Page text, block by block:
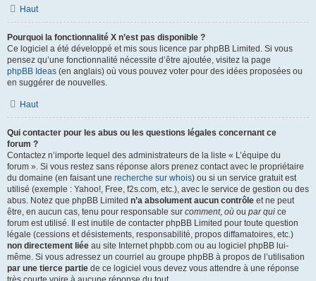
Haut
Pourquoi la fonctionnalité X n’est pas disponible ?
Ce logiciel a été développé et mis sous licence par phpBB Limited. Si vous
pensez qu’une fonctionnalité nécessite d’être ajoutée, visitez la page
phpBB Ideas (en anglais) où vous pouvez voter pour des idées proposées ou
en suggérer de nouvelles.
Haut
Qui contacter pour les abus ou les questions légales concernant ce
forum ?
Contactez n’importe lequel des administrateurs de la liste « L’équipe du
forum ». Si vous restez sans réponse alors prenez contact avec le propriétaire
du domaine (en faisant une recherche sur whois) ou si un service gratuit est
utilisé (exemple : Yahoo!, Free, f2s.com, etc.), avec le service de gestion ou des
abus. Notez que phpBB Limited n’a absolument aucun contrôle et ne peut
être, en aucun cas, tenu pour responsable sur comment, où ou par qui ce
forum est utilisé. Il est inutile de contacter phpBB Limited pour toute question
légale (cessions et désistements, responsabilité, propos diffamatoires, etc.)
non directement liée au site Internet phpbb.com ou au logiciel phpBB lui-
même. Si vous adressez un courriel au groupe phpBB à propos de l’utilisation
par une tierce partie de ce logiciel vous devez vous attendre à une réponse